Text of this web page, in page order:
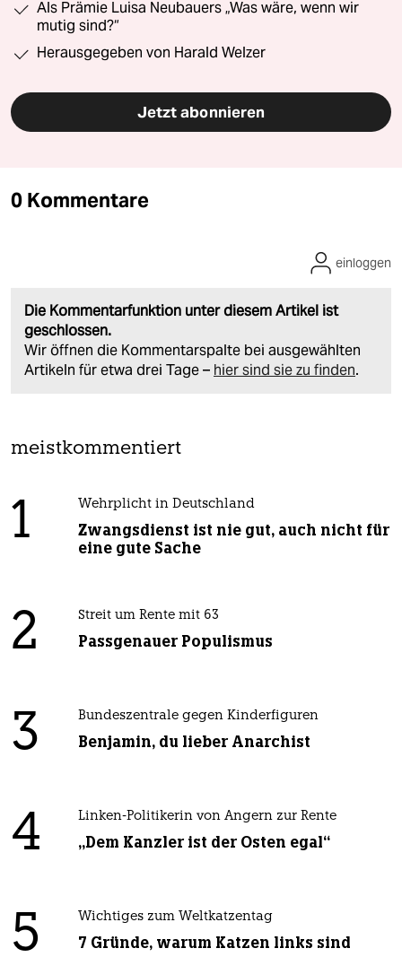
Als Prämie Luisa Neubauers „Was wäre, wenn wir
mutig sind?“
Herausgegeben von Harald Welzer
Jetzt abonnieren
0 Kommentare
Die Kommentarfunktion unter diesem Artikel ist
geschlossen.
Wir öffnen die Kommentarspalte bei ausgewählten
Artikeln für etwa drei Tage – hier sind sie zu finden.
einloggen
meistkommentiert
1 Wehrplicht in Deutschland
Zwangsdienst ist nie gut, auch nicht für
eine gute Sache
2 Streit um Rente mit 63
Passgenauer Populismus
3 Bundeszentrale gegen Kinderfiguren
Benjamin, du lieber Anarchist
4 Linken-Politikerin von Angern zur Rente
„Dem Kanzler ist der Osten egal“
5 Wichtiges zum Weltkatzentag
7 Gründe, warum Katzen links sind